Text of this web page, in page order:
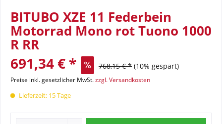
BITUBO XZE 11 Federbein
Motorrad Mono rot Tuono 1000
R RR
691,34 € * 768,15 € * (10% gespart)
Preise inkl. gesetzlicher MwSt.zzgl. Versandkosten
Lieferzeit: 15 Tage